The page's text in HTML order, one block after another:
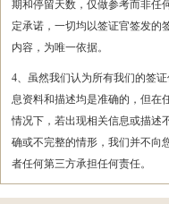
期和停留天数，仅做参考而非任
定承诺，一切均以签证官签发的
内容，为唯一依据。
4、虽然我们认为所有我们的签证
息资料和描述均是准确的，但在
情况下，若出现相关信息或描述
确或不完整的情形，我们并不向
者任何第三方承担任何责任。